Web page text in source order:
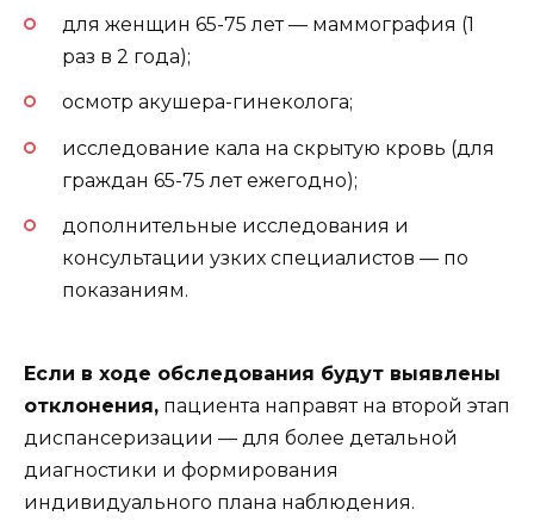
для женщин 65-75 лет — маммография (1
раз в 2 года);
осмотр акушера-гинеколога;
исследование кала на скрытую кровь (для
граждан 65-75 лет ежегодно);
дополнительные исследования и
консультации узких специалистов — по
показаниям.
Если в ходе обследования будут выявлены
отклонения, пациента направят на второй этап
диспансеризации — для более детальной
диагностики и формирования
индивидуального плана наблюдения.